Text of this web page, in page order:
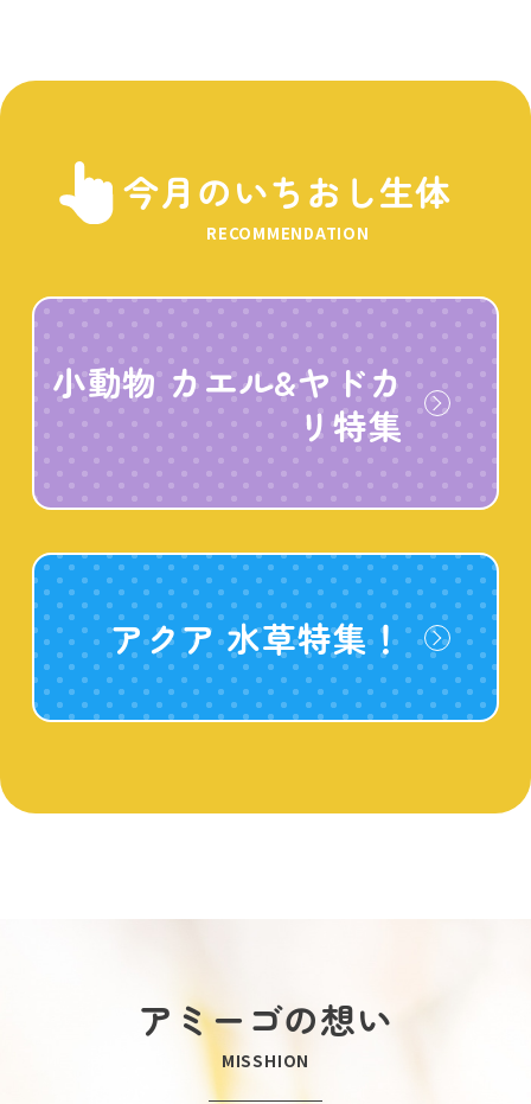
今月のいちおし生体
RECOMMENDATION
小動物 カエル&ヤドカ
リ特集
アクア 水草特集！
アミーゴの想い
MISSHION